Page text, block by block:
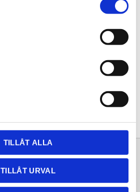
TILLÅT ALLA
TILLÅT URVAL
Lagervara
20253253
Information